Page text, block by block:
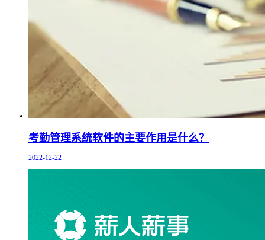
考勤管理系统软件的主要作用是什么？
2022-12-22